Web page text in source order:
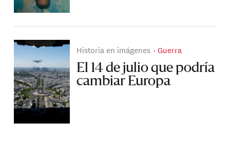
Historia en imágenes Guerra
El 14 de julio que podría
cambiar Europa